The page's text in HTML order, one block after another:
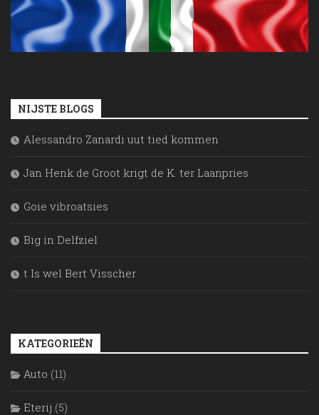
NIJSTE BLOGS
Alessandro Zanardi uut tied kommen
Jan Henk de Groot krigt de K. ter Laanpries
Goie vibroatsies
Big in Delfziel
t Is wel Bert Visscher
KATEGORIEËN
Auto (11)
Eterij (5)